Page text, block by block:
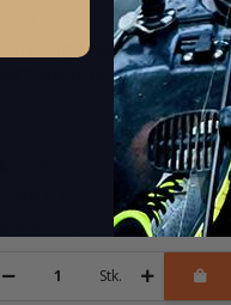
Worming Crank Shot Deep
(447) Sour Grape
Sofort verfügbar
Stk.